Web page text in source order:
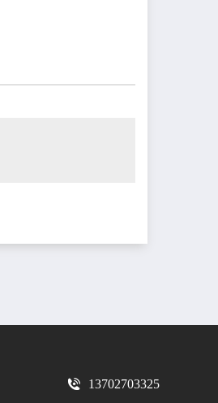
13702703325